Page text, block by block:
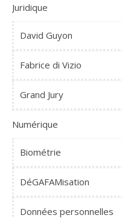
Juridique
David Guyon
Fabrice di Vizio
Grand Jury
Numérique
Biométrie
DéGAFAMisation
Données personnelles